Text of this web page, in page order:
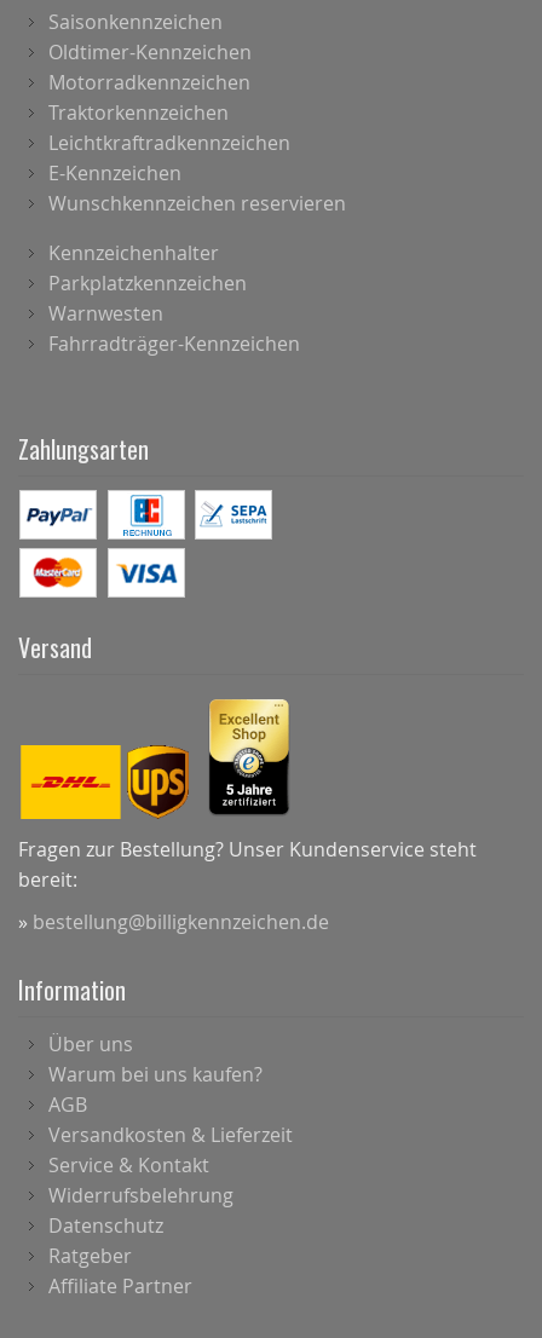
Saisonkennzeichen
Oldtimer-Kennzeichen
Motorradkennzeichen
Traktorkennzeichen
Leichtkraftradkennzeichen
E-Kennzeichen
Wunschkennzeichen reservieren
Kennzeichenhalter
Parkplatzkennzeichen
Warnwesten
Fahrradträger-Kennzeichen
Zahlungsarten
Versand
Fragen zur Bestellung? Unser Kundenservice steht
bereit:
» bestellung@billigkennzeichen.de
Information
Über uns
Warum bei uns kaufen?
AGB
Versandkosten & Lieferzeit
Service & Kontakt
Widerrufsbelehrung
Datenschutz
Ratgeber
Affiliate Partner